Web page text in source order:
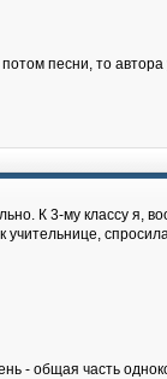
песни, то автора
К 3-му классу я,
- общая часть